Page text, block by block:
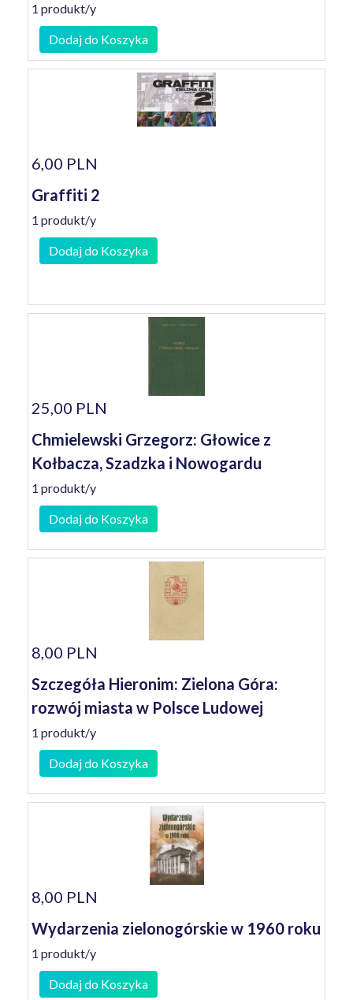
1 produkt/y
Dodaj do Koszyka
6,00 PLN
Graffiti 2
1 produkt/y
Dodaj do Koszyka
25,00 PLN
Chmielewski Grzegorz: Głowice z
Kołbacza, Szadzka i Nowogardu
1 produkt/y
Dodaj do Koszyka
8,00 PLN
Szczegóła Hieronim: Zielona Góra:
rozwój miasta w Polsce Ludowej
1 produkt/y
Dodaj do Koszyka
8,00 PLN
Wydarzenia zielonogórskie w 1960 roku
1 produkt/y
Dodaj do Koszyka